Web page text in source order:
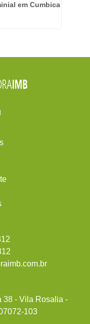
em Cumbica
38 - Vila Rosalia -
103